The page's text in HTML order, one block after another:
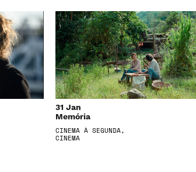
31 Jan
Memória
CINEMA À SEGUNDA,
CINEMA